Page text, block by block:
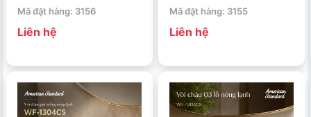
1322CS Acacia Evolution
Mã đặt hàng: 3156
Liên hệ
1321CS Acacia Evolution
Mã đặt hàng: 3155
Liên hệ